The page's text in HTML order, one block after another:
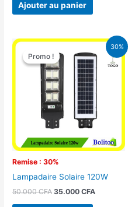
Ajouter au panier
30%
Promo !
Remise : 30%
Promo !
Lampadaire Solaire 120W
50.000CFA
Le
prix
initial
était :
50.000 CFA.
35.000CFA
Le
prix
actuel
est :
35.000 CFA.